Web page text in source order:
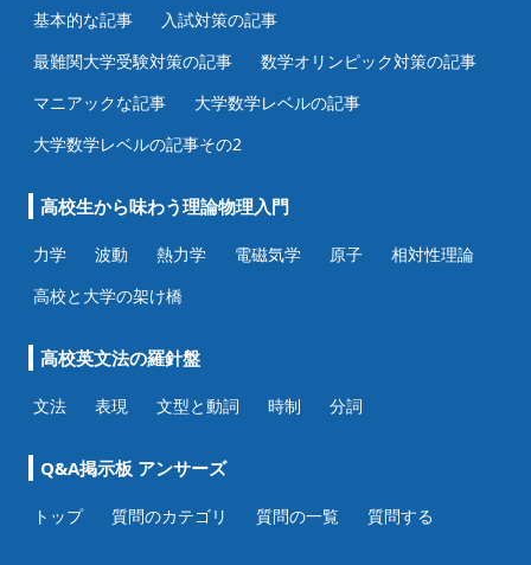
基本的な記事
入試対策の記事
最難関大学受験対策の記事
数学オリンピック対策の記事
マニアックな記事
大学数学レベルの記事
大学数学レベルの記事その2
高校生から味わう理論物理入門
力学 波動 熱力学 電磁気学 原子
相対性理論
高校と大学の架け橋
高校英文法の羅針盤
文法 表現 文型と動詞 時制 分詞
Q&A掲示板 アンサーズ
トップ 質問のカテゴリ 質問の一覧 質問する